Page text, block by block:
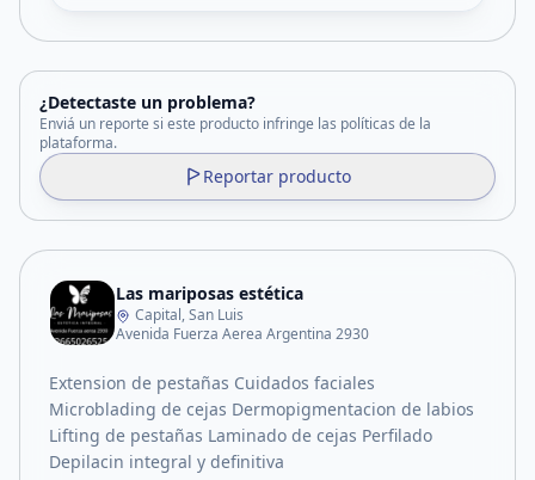
¿Detectaste un problema?
Enviá un reporte si este producto infringe las políticas de la
plataforma.
Reportar producto
Las mariposas estética
Capital, San Luis
Avenida Fuerza Aerea Argentina 2930
Extension de pestañas Cuidados faciales
Microblading de cejas Dermopigmentacion de labios
Lifting de pestañas Laminado de cejas Perfilado
Depilacin integral y definitiva